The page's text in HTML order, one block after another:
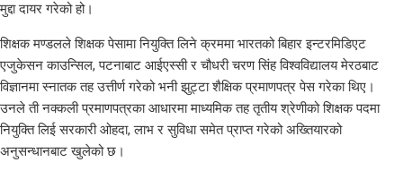
मुद्दा दायर गरेको हो।
शिक्षक मण्डलले शिक्षक पेसामा नियुक्ति लिने क्रममा भारतको बिहार इन्टरमिडिएट
एजुकेसन काउन्सिल, पटनाबाट आईएस्सी र चौधरी चरण सिंह विश्वविद्यालय मेरठबाट
विज्ञानमा स्नातक तह उत्तीर्ण गरेको भनी झुट्टा शैक्षिक प्रमाणपत्र पेस गरेका थिए।
उनले ती नक्कली प्रमाणपत्रका आधारमा माध्यमिक तह तृतीय श्रेणीको शिक्षक पदमा
नियुक्ति लिई सरकारी ओहदा, लाभ र सुविधा समेत प्राप्त गरेको अख्तियारको
अनुसन्धानबाट खुलेको छ।